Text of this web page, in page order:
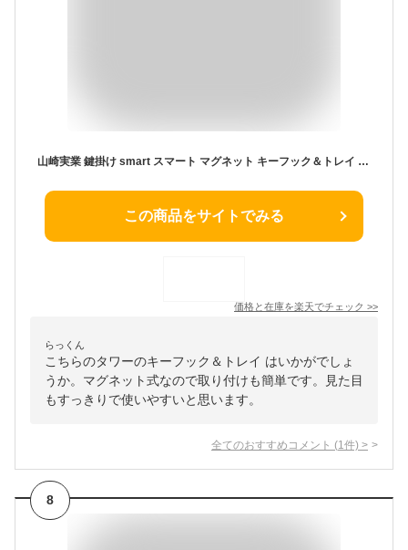
山崎実業 鍵掛け smart スマート マグネット キーフック＆トレイ カラー: ホワイト 2754 / ブラック 2755 ｜ 玄関 鍵 収納 カギ 磁石 ドア 小物 印鑑 壁掛け おしゃれ シンプル
この商品をサイトでみる
価格と在庫を楽天でチェック >>
らっくん
こちらのタワーのキーフック＆トレイ はいかがでしょ
うか。マグネット式なので取り付けも簡単です。見た目
もすっきりで使いやすいと思います。
全てのおすすめコメント (1 件) >
8